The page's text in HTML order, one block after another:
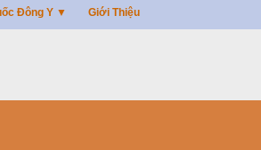
Đông Y ▼ Giới Thiệu